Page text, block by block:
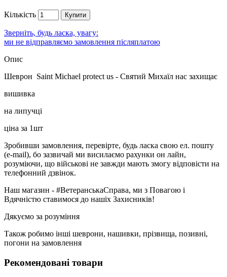
Кількість Купити
Зверніть, будь ласка, увагу:
ми не відправляємо замовлення післяплатою
Опис
Шеврон Saint Michael protect us - Святий Михаїл нас захищає
вишивка
на липучці
ціна за 1шт
Зробивши замовлення, перевірте, будь ласка свою ел. пошту
(e-mail), бо зазвичай ми висилаємо рахунки он лайн,
розуміючи, що військові не завжди мають змогу відповісти на
телефонний дзвінок.
Наш магазин - #ВетеранськаСправа, ми з Повагою і
Вдячністю ставимося до нашіх Захисників!
Дякуємо за розуміння
Також робимо інші шеврони, нашивки, прізвища, позивні,
погони на замовлення
Рекомендовані товари